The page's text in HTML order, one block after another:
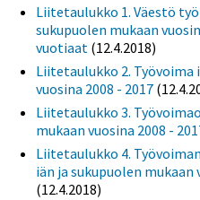
Liitetaulukko 1. Väestö
sukupuolen mukaan
vuotiaat (12.4.2018)
Liitetaulukko 2. Työvoima
vuosina 2008 - 2017
Liitetaulukko 3.
mukaan vuosina 2008 -
Liitetaulukko 4.
iän ja sukupuolen mukaan
(12.4.2018)